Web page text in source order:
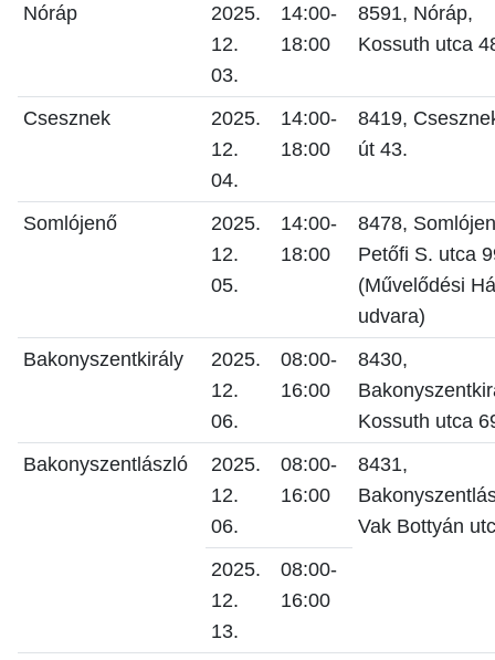
Nóráp
2025.
12.
03.
14:00-
18:00
8591, Nóráp,
Kossuth utca
Csesznek
2025.
12.
04.
14:00-
18:00
8419,
út 43.
Somlójenő
2025.
12.
05.
14:00-
18:00
8478,
Petőfi S. utca
(Művelődési
udvara)
Bakonyszentkirály
2025.
12.
06.
08:00-
16:00
8430,
Kossuth utca
Bakonyszentlászló
2025.
12.
06.
08:00-
16:00
8431,
Vak Bottyán
2025.
12.
13.
08:00-
16:00